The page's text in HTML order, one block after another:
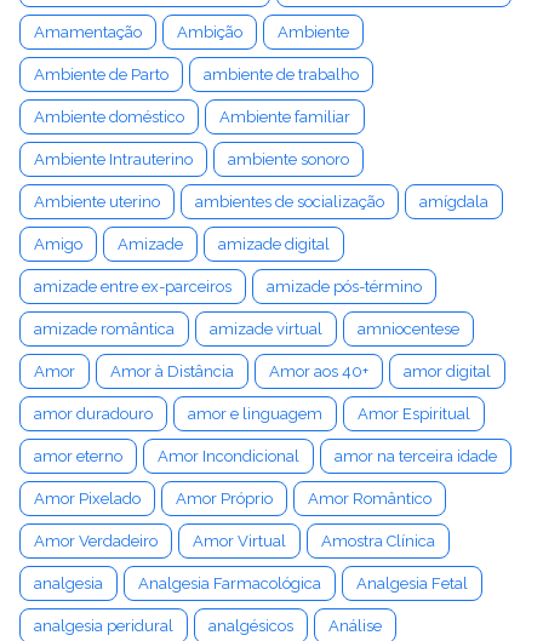
Amamentação Ambição Ambiente
Ambiente de Parto ambiente de trabalho
Ambiente doméstico Ambiente familiar
Ambiente Intrauterino ambiente sonoro
Ambiente uterino ambientes de socialização amígdala
Amigo Amizade amizade digital
amizade entre ex-parceiros amizade pós-término
amizade romântica amizade virtual amniocentese
Amor Amor à Distância Amor aos 40+ amor digital
amor duradouro amor e linguagem Amor Espiritual
amor eterno Amor Incondicional amor na terceira idade
Amor Pixelado Amor Próprio Amor Romântico
Amor Verdadeiro Amor Virtual Amostra Clínica
analgesia Analgesia Farmacológica Analgesia Fetal
analgesia peridural analgésicos Análise